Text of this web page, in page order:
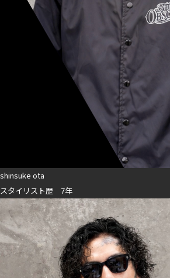
shinsuke ota
スタイリスト歴 7年